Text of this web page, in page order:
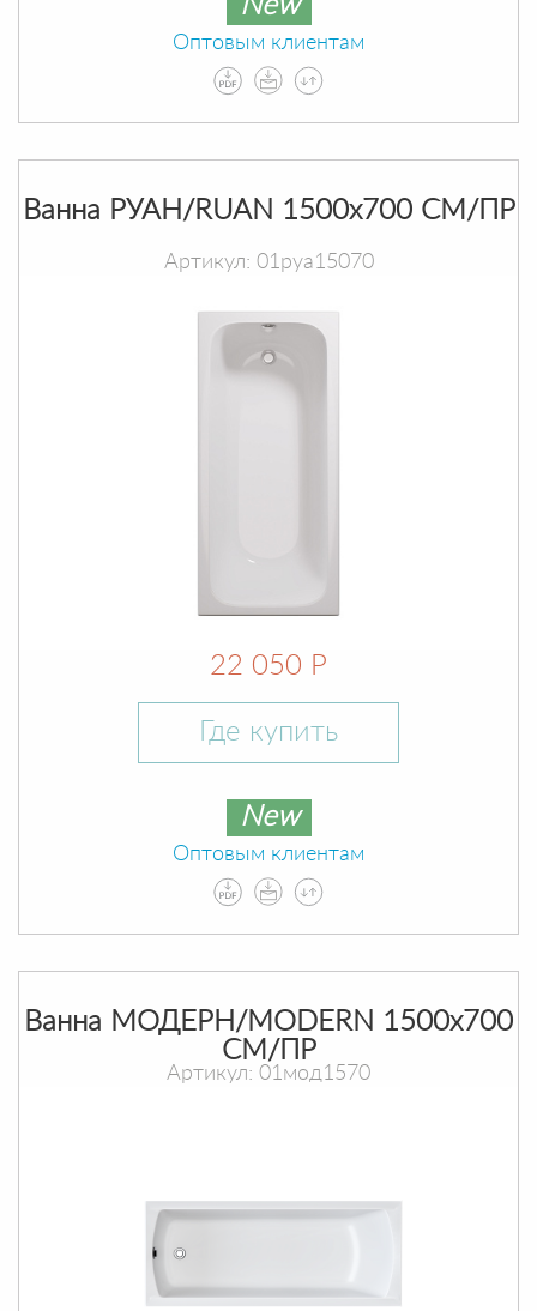
New
Оптовым клиентам
Ванна РУАН/RUAN 1500х700 СМ/ПР
Артикул: 01руа15070
22 050 Р
Где купить
New
Оптовым клиентам
Ванна МОДЕРН/MODERN 1500х700
СМ/ПР
Артикул: 01мод1570